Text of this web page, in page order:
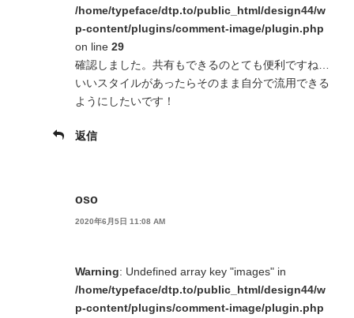
/home/typeface/dtp.to/public_html/design44/w
p-content/plugins/comment-image/plugin.php
on line 29
確認しました。共有もできるのとても便利ですね…
いいスタイルがあったらそのまま自分で流用できる
ようにしたいです！
返信
oso
2020年6月5日 11:08 AM
Warning: Undefined array key "images" in
/home/typeface/dtp.to/public_html/design44/w
p-content/plugins/comment-image/plugin.php